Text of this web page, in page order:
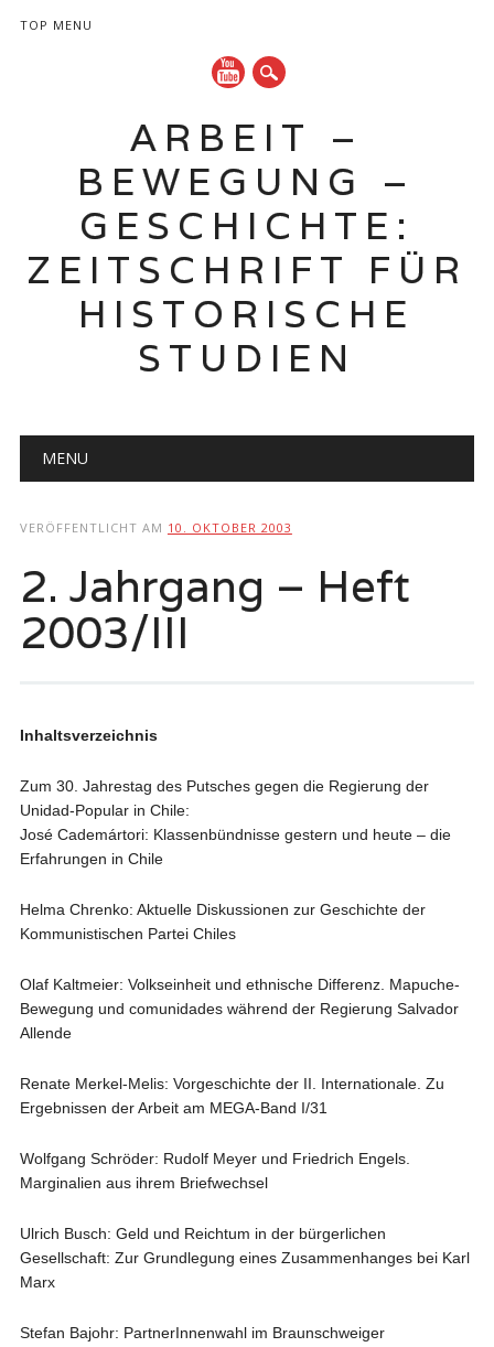
TOP MENU
ARBEIT –
BEWEGUNG –
GESCHICHTE:
ZEITSCHRIFT FÜR
HISTORISCHE
STUDIEN
Hauptmenü
MENU
VERÖFFENTLICHT AM 10. OKTOBER 2003
2. Jahrgang – Heft
2003/III
Inhaltsverzeichnis
Zum 30. Jahrestag des Putsches gegen die Regierung der
Unidad-Popular in Chile:
José Cademártori: Klassenbündnisse gestern und heute – die
Erfahrungen in Chile
Helma Chrenko: Aktuelle Diskussionen zur Geschichte der
Kommunistischen Partei Chiles
Olaf Kaltmeier: Volkseinheit und ethnische Differenz. Mapuche-
Bewegung und comunidades während der Regierung Salvador
Allende
Renate Merkel-Melis: Vorgeschichte der II. Internationale. Zu
Ergebnissen der Arbeit am MEGA-Band I/31
Wolfgang Schröder: Rudolf Meyer und Friedrich Engels.
Marginalien aus ihrem Briefwechsel
Ulrich Busch: Geld und Reichtum in der bürgerlichen
Gesellschaft: Zur Grundlegung eines Zusammenhanges bei Karl
Marx
Stefan Bajohr: PartnerInnenwahl im Braunschweiger